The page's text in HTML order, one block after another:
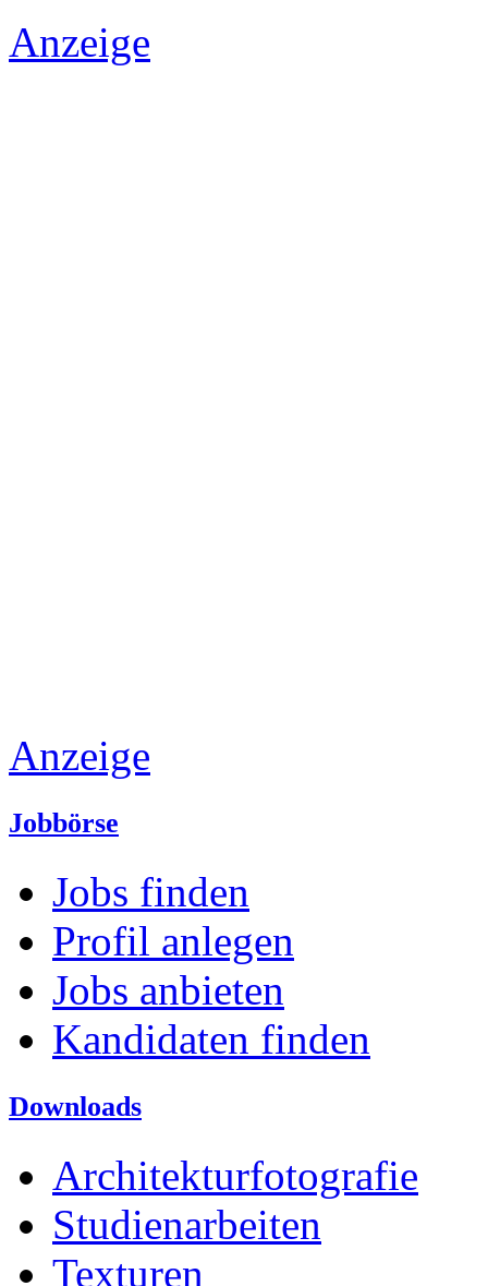
Anzeige
Anzeige
Jobbörse
Jobs finden
Profil anlegen
Jobs anbieten
Kandidaten finden
Downloads
Architekturfotografie
Studienarbeiten
Texturen